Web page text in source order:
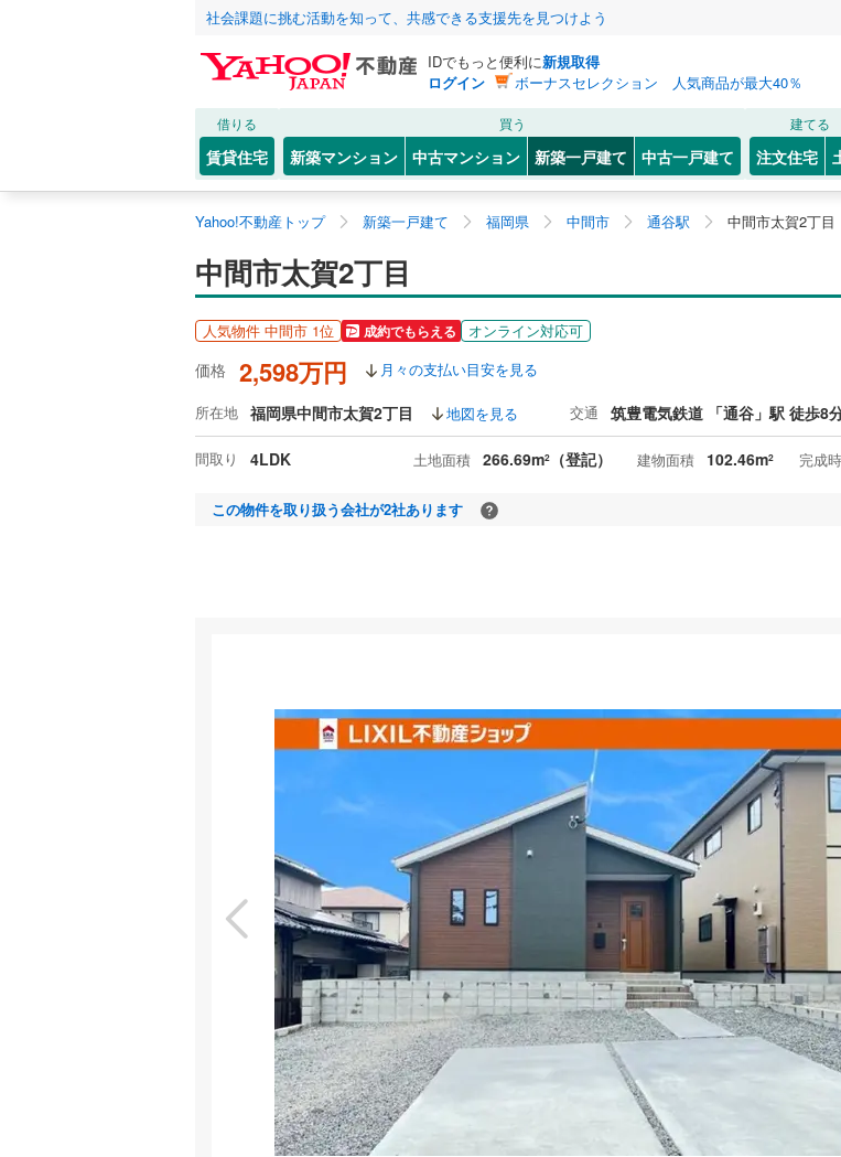
社会課題に挑む活動を知って、共感できる支援先を見つけよう
IDでもっと便利に新規取得
ログイン
ボーナスセレクション 人気商品が最大40％
借りる
賃貸住宅
買う
新築マンション 中古マンション 新築一戸建て 中古一戸建て
建てる
注文住宅
Yahoo!不動産トップ 新築一戸建て 福岡県 中間市 通谷駅 中間市太賀2丁目
中間市太賀2丁目
人気物件 中間市 1位 成約でもらえる オンライン対応可
価格 2,598万円 月々の支払い目安を見る
所在地 福岡県中間市太賀2丁目 地図を見る 交通 筑豊電気鉄道 「通谷」駅 徒歩8
間取り 4LDK 土地面積 266.69m2 （登記） 建物面積 102.46m2 完成
この物件を取り扱う会社が2社あります
資料をもらう
室内･現地を見学する
特徴の似た物件を見る
お気に入りに追加する